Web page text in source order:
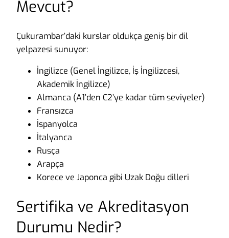
Mevcut?
Çukurambar’daki kurslar oldukça geniş bir dil
yelpazesi sunuyor:
İngilizce (Genel İngilizce, İş İngilizcesi,
Akademik İngilizce)
Almanca (A1’den C2’ye kadar tüm seviyeler)
Fransızca
İspanyolca
İtalyanca
Rusça
Arapça
Korece ve Japonca gibi Uzak Doğu dilleri
Sertifika ve Akreditasyon
Durumu Nedir?